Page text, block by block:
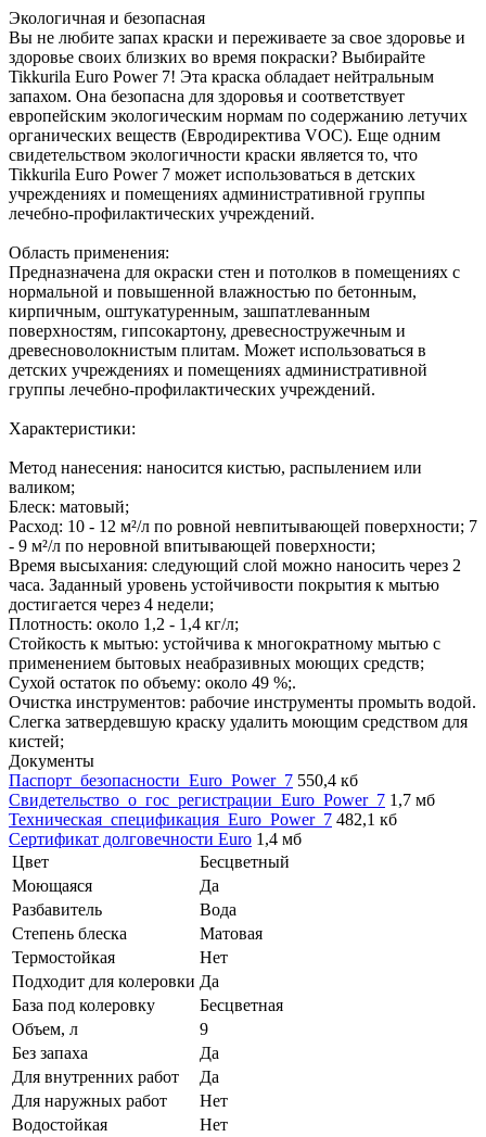
Экологичная и безопасная
Вы не любите запах краски и переживаете за свое здоровье и
здоровье своих близких во время покраски? Выбирайте
Tikkurila Euro Power 7! Эта краска обладает нейтральным
запахом. Она безопасна для здоровья и соответствует
европейским экологическим нормам по содержанию летучих
органических веществ (Евродиректива VOC). Еще одним
свидетельством экологичности краски является то, что
Tikkurila Euro Power 7 может использоваться в детских
учреждениях и помещениях административной группы
лечебно-профилактических учреждений.
Область применения:
Предназначена для окраски стен и потолков в помещениях с
нормальной и повышенной влажностью по бетонным,
кирпичным, оштукатуренным, зашпатлеванным
поверхностям, гипсокартону, древесностружечным и
древесноволокнистым плитам. Может использоваться в
детских учреждениях и помещениях административной
группы лечебно-профилактических учреждений.
Характеристики:
Метод нанесения: наносится кистью, распылением или
валиком;
Блеск: матовый;
Расход: 10 - 12 м²/л по ровной невпитывающей поверхности; 7
- 9 м²/л по неровной впитывающей поверхности;
Время высыхания: следующий слой можно наносить через 2
часа. Заданный уровень устойчивости покрытия к мытью
достигается через 4 недели;
Плотность: около 1,2 - 1,4 кг/л;
Стойкость к мытью: устойчива к многократному мытью с
применением бытовых неабразивных моющих средств;
Сухой остаток по объему: около 49 %;.
Очистка инструментов: рабочие инструменты промыть водой.
Слегка затвердевшую краску удалить моющим средством для
кистей;
Документы
Паспорт_безопасности_Euro_Power_7 550,4 кб
Свидетельство_о_гос_регистрации_Euro_Power_7 1,7 мб
Техническая_спецификация_Euro_Power_7 482,1 кб
Сертификат долговечности Euro 1,4 мб
Цвет
Бесцветный
Моющаяся
Да
Разбавитель
Вода
Степень блеска
Матовая
Термостойкая
Нет
Подходит для колеровки Да
База под колеровку
Бесцветная
Объем, л
9
Без запаха
Да
Для внутренних работ
Да
Для наружных работ
Нет
Водостойкая
Нет